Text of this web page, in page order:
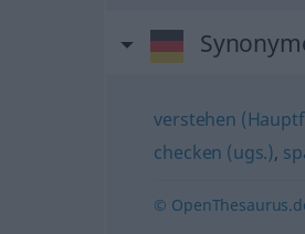
verstehen
checken (ugs.),
©